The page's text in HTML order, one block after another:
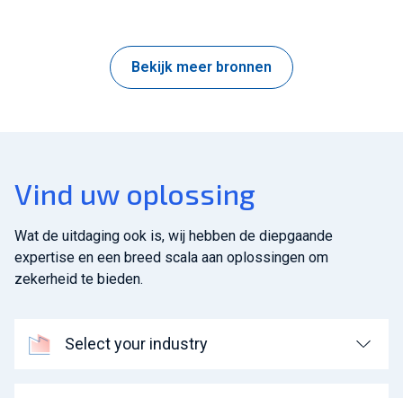
Bekijk meer bronnen
Vind uw oplossing
Wat de uitdaging ook is, wij hebben de diepgaande
expertise en een breed scala aan oplossingen om
zekerheid te bieden.
Select your industry